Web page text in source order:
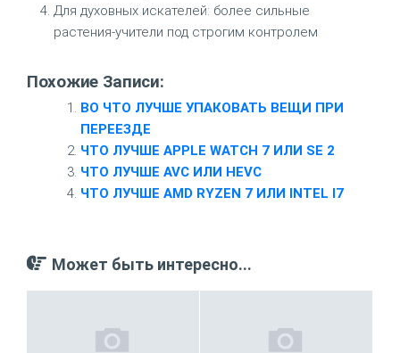
Для духовных искателей: более сильные
растения-учители под строгим контролем
Похожие Записи:
ВО ЧТО ЛУЧШЕ УПАКОВАТЬ ВЕЩИ ПРИ
ПЕРЕЕЗДЕ
ЧТО ЛУЧШЕ APPLE WATCH 7 ИЛИ SE 2
ЧТО ЛУЧШЕ AVC ИЛИ HEVC
ЧТО ЛУЧШЕ AMD RYZEN 7 ИЛИ INTEL I7
Может быть интересно...